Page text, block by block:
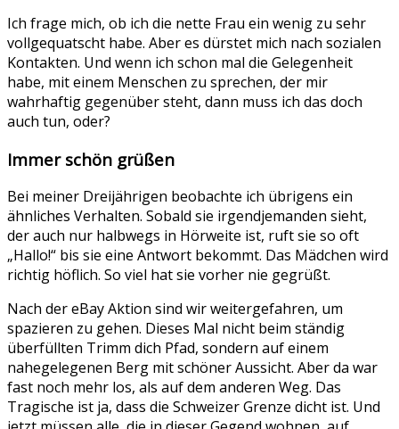
Ich frage mich, ob ich die nette Frau ein wenig zu sehr
vollgequatscht habe. Aber es dürstet mich nach sozialen
Kontakten. Und wenn ich schon mal die Gelegenheit
habe, mit einem Menschen zu sprechen, der mir
wahrhaftig gegenüber steht, dann muss ich das doch
auch tun, oder?
Immer schön grüßen
Bei meiner Dreijährigen beobachte ich übrigens ein
ähnliches Verhalten. Sobald sie irgendjemanden sieht,
der auch nur halbwegs in Hörweite ist, ruft sie so oft
„Hallo!“ bis sie eine Antwort bekommt. Das Mädchen wird
richtig höflich. So viel hat sie vorher nie gegrüßt.
Nach der eBay Aktion sind wir weitergefahren, um
spazieren zu gehen. Dieses Mal nicht beim ständig
überfüllten Trimm dich Pfad, sondern auf einem
nahegelegenen Berg mit schöner Aussicht. Aber da war
fast noch mehr los, als auf dem anderen Weg. Das
Tragische ist ja, dass die Schweizer Grenze dicht ist. Und